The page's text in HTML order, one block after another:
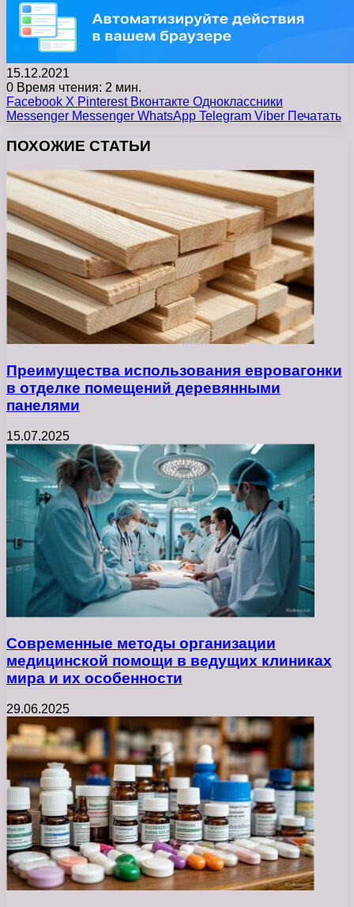
15.12.2021
0 Время чтения: 2 мин.
Facebook X Pinterest Вконтакте Одноклассники
Messenger Messenger WhatsApp Telegram Viber Печатать
ПОХОЖИЕ СТАТЬИ
Преимущества использования евровагонки
в отделке помещений деревянными
панелями
15.07.2025
Современные методы организации
медицинской помощи в ведущих клиниках
мира и их особенности
29.06.2025